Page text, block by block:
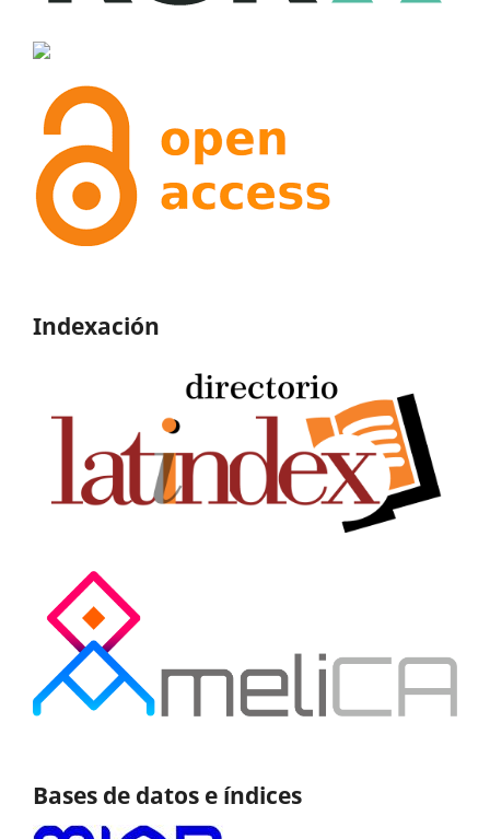
Indexación
Bases de datos e índices